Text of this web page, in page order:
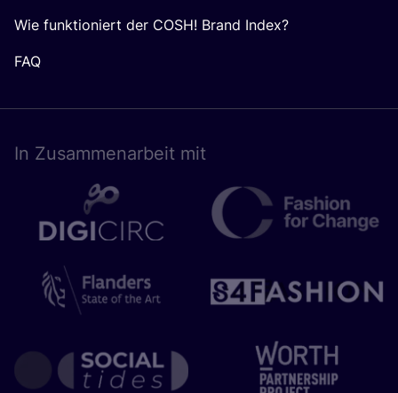
Wie funktioniert der COSH! Brand Index?
FAQ
In Zusam­men­ar­beit mit